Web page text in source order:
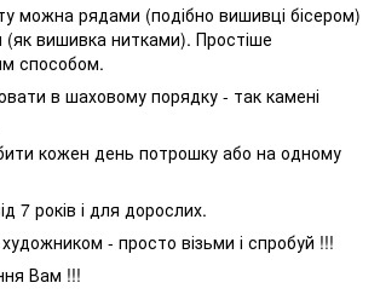
можна рядами (подібно вишивці бісером)
(як вишивка нитками). Простіше
способом.
в шаховому порядку - так камені
кожен день потрошку або на одному
7 років і для дорослих.
- просто візьми і спробуй !!!
Вам !!!